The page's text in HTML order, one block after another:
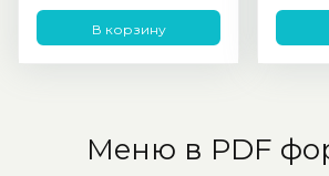
В корзину
Меню в PDF